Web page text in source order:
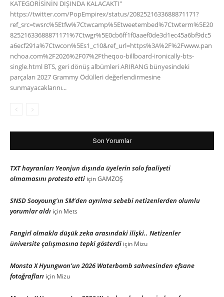
KATEGORİSİNİN DIŞINDA KALACAKTI"
https://twitter.com/PopEmpirex/status/2082521633688871171?
ref_src=twsrc%5Etfw%7Ctwcamp%5Etweetembed%7Ctwterm%5E20
82521633688871171%7Ctwgr%5E0cb6ff1f0aaef0de3d1ec45a6bf9dc5
a6ecf291a%7Ctwcon%5Es1_c10&ref_url=https%3A%2F%2Fwww.pan
nchoa.com%2F2026%2F07%2Ftheqoo-billboard-ironically-bts-
single.html BTS, geri dönüş albümleri ARIRANG bünyesindeki
parçaları 2027 Grammy Ödülleri değerlendirmesine
sunmayacaklarını...
Son Yorumlar
TXT hayranları Yeonjun dışında üyelerin solo faaliyeti
olmamasını protesto etti içinGAMZOŞ
SNSD Sooyoung’ın SM’den ayrılma sebebi netizenlerden olumlu
yorumlar aldı için Mets
Fangirl olmakla düşük zeka arasındaki ilişki.. Netizenler
üniversite çalışmasına tepki gösterdi için Mizu
Monsta X Hyungwon’un 2026 Waterbomb sahnesinden efsane
fotoğrafları için Mizu